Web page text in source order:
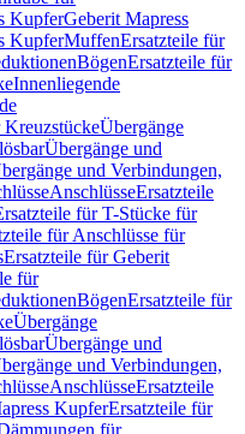
KupferGeberit Mapress
KupferMuffenErsatzteile für
BögenErsatzteile für
Innenliegende
Übergänge
Übergänge und
und Verbindungen,
AnschlüsseErsatzteile
für T-Stücke für
für Anschlüsse für
Ersatzteile für Geberit
für
BögenErsatzteile für
Übergänge
Übergänge und
und Verbindungen,
AnschlüsseErsatzteile
KupferErsatzteile für
für